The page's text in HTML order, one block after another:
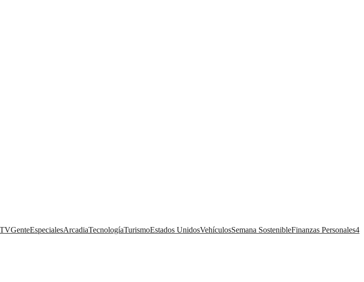
GenteEspecialesArcadiaTecnologíaTurismoEstados UnidosVehículosSemana SostenibleFinanzas Personales4